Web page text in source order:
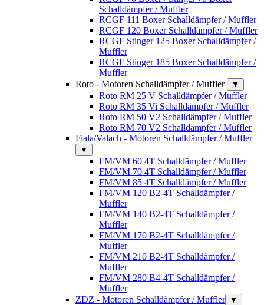
Schalldämpfer / Muffler
RCGF 111 Boxer Schalldämpfer / Muffler
RCGF 120 Boxer Schalldämpfer / Muffler
RCGF Stinger 125 Boxer Schalldämpfer /
Muffler
RCGF Stinger 185 Boxer Schalldämpfer /
Muffler
Roto - Motoren Schalldämpfer / Muffler
▼
Roto RM 25 V Schalldämpfer / Muffler
Roto RM 35 Vi Schalldämpfer / Muffler
Roto RM 50 V2 Schalldämpfer / Muffler
Roto RM 70 V2 Schalldämpfer / Muffler
Fiala/Valach - Motoren Schalldämpfer / Muffler
▼
FM/VM 60 4T Schalldämpfer / Muffler
FM/VM 70 4T Schalldämpfer / Muffler
FM/VM 85 4T Schalldämpfer / Muffler
FM/VM 120 B2-4T Schalldämpfer /
Muffler
FM/VM 140 B2-4T Schalldämpfer /
Muffler
FM/VM 170 B2-4T Schalldämpfer /
Muffler
FM/VM 210 B2-4T Schalldämpfer /
Muffler
FM/VM 280 B4-4T Schalldämpfer /
Muffler
ZDZ - Motoren Schalldämpfer / Muffler
▼